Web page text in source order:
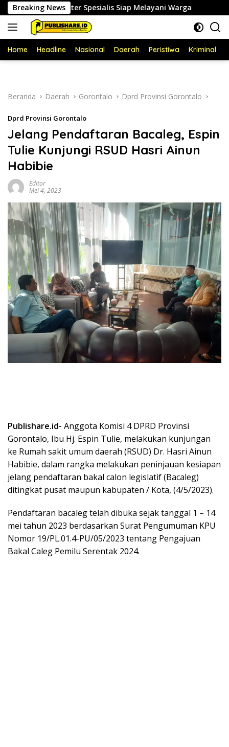
Langsung
ke
konten
Breaking News
Dokter Spesialis Siap Melayani Warga Jadwal
Home Headline Nasional Daerah Peristiwa Kriminal
Beranda Daerah Gorontalo Dprd Provinsi Gorontalo
Dprd Provinsi Gorontalo
Jelang Pendaftaran Bacaleg, Espin
Tulie Kunjungi RSUD Hasri Ainun
Habibie
Editor
Mei 4, 2023
Publishare.id- Anggota Komisi 4 DPRD Provinsi
Gorontalo, Ibu Hj. Espin Tulie, melakukan kunjungan
ke Rumah sakit umum daerah (RSUD) Dr. Hasri Ainun
Habibie, dalam rangka melakukan peninjauan kesiapan
jelang pendaftaran bakal calon legislatif (Bacaleg)
ditingkat pusat maupun kabupaten / Kota, (4/5/2023).
Pendaftaran bacaleg telah dibuka sejak tanggal 1 – 14
mei tahun 2023 berdasarkan Surat Pengumuman KPU
Nomor 19/PL.01.4-PU/05/2023 tentang Pengajuan
Bakal Caleg Pemilu Serentak 2024.